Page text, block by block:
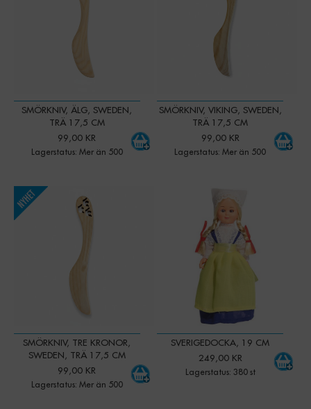
SMÖRKNIV, ÄLG, SWEDEN,
TRÄ 17,5 CM
99,00 KR
Lagerstatus: Mer än 500
SMÖRKNIV, VIKING, SWEDEN,
TRÄ 17,5 CM
99,00 KR
Lagerstatus: Mer än 500
SMÖRKNIV, TRE KRONOR,
SWEDEN, TRÄ 17,5 CM
99,00 KR
Lagerstatus: Mer än 500
Qty: +
SVERIGEDOCKA, 19 CM
249,00 KR
Lagerstatus: 380 st
+